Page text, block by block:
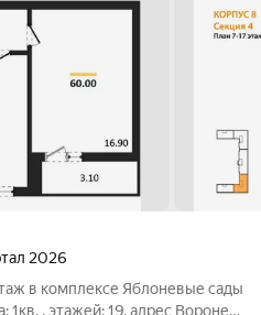
2026
в комплексе Яблоневые сады
1кв. , этажей: 19, адрес Воронеж